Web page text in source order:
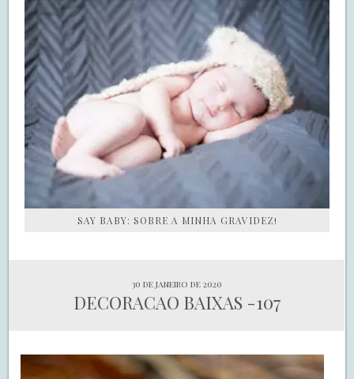
SAY BABY: SOBRE A MINHA GRAVIDEZ!
30 de janeiro de 2020
DECORACAO BAIXAS -107